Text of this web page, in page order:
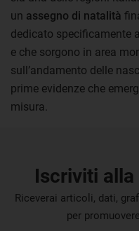
un assegno di natalità
dedicato specificamente
e che sorgono in area
sull’andamento delle
prime evidenze che
misura.
Iscriviti alla
Riceverai articoli, dati,
per